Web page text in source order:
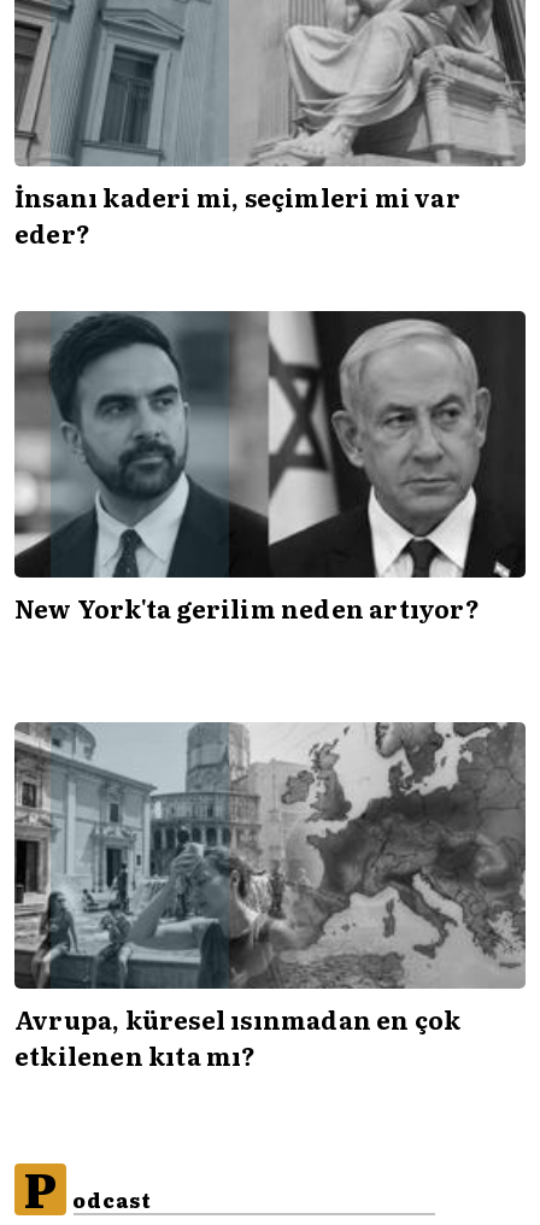
İnsanı kaderi mi, seçimleri mi var
eder?
New York'ta gerilim neden artıyor?
Avrupa, küresel ısınmadan en çok
etkilenen kıta mı?
P odcast